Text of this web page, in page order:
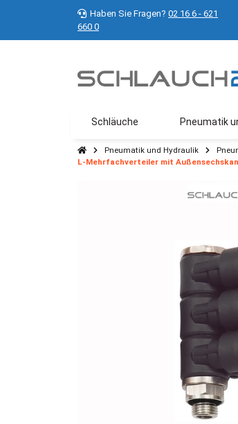
Haben Sie Fragen? 02 16 6 - 621
660 0
Schläuche Pneumatik
Pneumatik und Hydraulik
L-Mehrfachverteiler mit